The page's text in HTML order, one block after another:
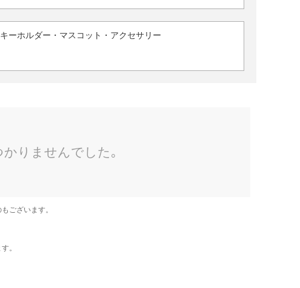
キーホルダー・マスコット・アクセサリー